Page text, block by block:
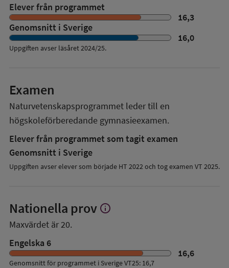
Elever från programmet
16,3
Genomsnitt i Sverige
16,0
Uppgiften avser läsåret2024/25.
Examen
Naturvetenskapsprogrammet leder till en
högskoleförberedande gymnasieexamen.
Elever från programmet som tagit examen
Genomsnitt i Sverige
Uppgiften avser elever som började HT 2022 och tog examen VT 2025.
Nationella prov Visa
prov
info
Maxvärdet är 20.
Engelska 6
16,6
Genomsnitt för programmet i Sverige VT25: 16,7